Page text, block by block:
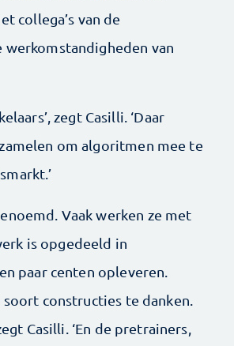
collega’s van de
werkomstandigheden van
zegt Casilli. ‘Daar
om algoritmen mee te
Vaak werken ze met
is opgedeeld in
paar centen opleveren.
soort constructies te danken.
Casilli. ‘En de pretrainers,